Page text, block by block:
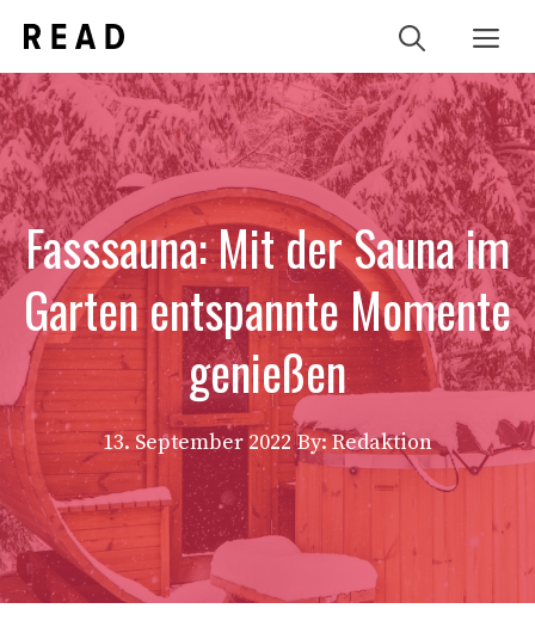
Inhalt
springen
Fasssauna: Mit der Sauna im
Garten entspannte Momente
genießen
13. September 2022 By: Redaktion